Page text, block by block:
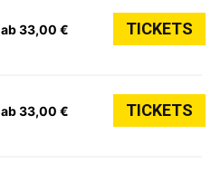
ab 33,00 € TICKETS
ab 33,00 € TICKETS